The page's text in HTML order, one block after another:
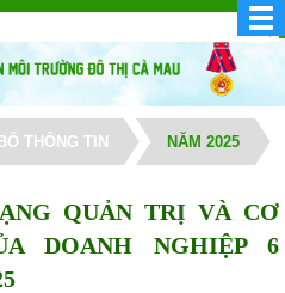
THÔNG TIN NĂM 2025
QUẢN TRỊ VÀ CƠ
DOANH NGHIỆP 6